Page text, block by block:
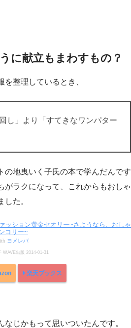
に献立もまわすもの？
整理しているとき、
し」より「すてきなワンパター
の地曳いく子氏の本で学んだんです
がラクになって、これからもおしゃ
た。
ッション黄金セオリー~さようなら、おしゃ
コリー~
ヨメレバ
WAVE出版 2014-01-31
楽天ブックス
じかもって思いついたんです。